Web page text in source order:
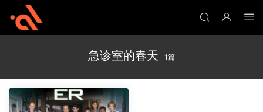
急诊室的春天 1篇